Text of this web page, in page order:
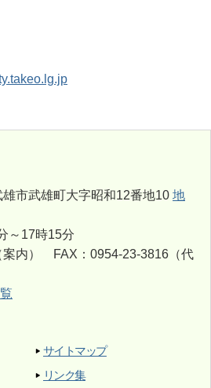
市武雄町大字昭和12番地10 地
～17時15分
案内） FAX：0954-23-3816（代
サイトマップ
リンク集